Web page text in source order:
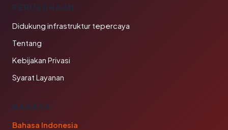
PERUSAHAAN
Didukung infrastruktur tepercaya
Tentang
Kebijakan Privasi
Syarat Layanan
BAHASA
Bahasa Indonesia